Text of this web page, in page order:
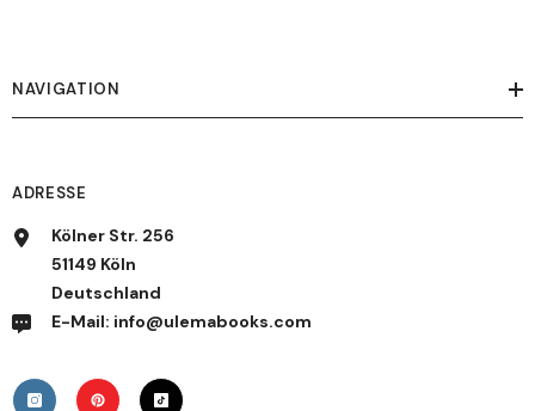
NAVIGATION
ADRESSE
Kölner Str. 256
51149 Köln
Deutschland
E-Mail: info@ulemabooks.com